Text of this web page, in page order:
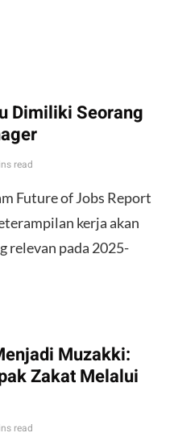
Dimiliki Seorang
read
Future of Jobs Report
kerja akan
relevan pada 2025-
Muzakki:
Zakat Melalui
read